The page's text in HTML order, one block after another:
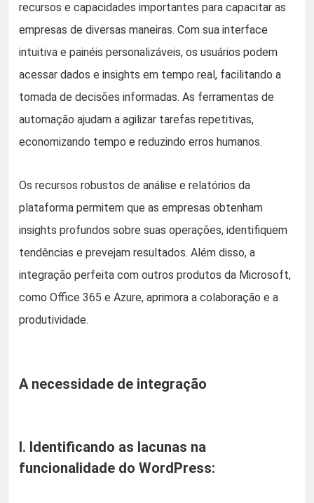
recursos e capacidades importantes para capacitar as
empresas de diversas maneiras. Com sua interface
intuitiva e painéis personalizáveis, os usuários podem
acessar dados e insights em tempo real, facilitando a
tomada de decisões informadas. As ferramentas de
automação ajudam a agilizar tarefas repetitivas,
economizando tempo e reduzindo erros humanos.
Os recursos robustos de análise e relatórios da
plataforma permitem que as empresas obtenham
insights profundos sobre suas operações, identifiquem
tendências e prevejam resultados. Além disso, a
integração perfeita com outros produtos da Microsoft,
como Office 365 e Azure, aprimora a colaboração e a
produtividade.
A necessidade de integração
I. Identificando as lacunas na
funcionalidade do WordPress: